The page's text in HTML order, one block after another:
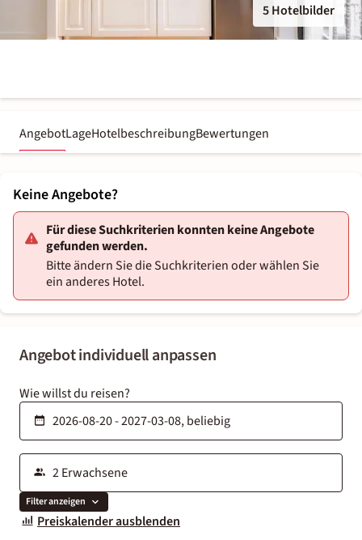
5 Hotelbilder
AngebotLageHotelbeschreibungBewertungen
Angebot individuell anpassen
Wie willst du reisen?
Filter anzeigen
Preiskalender ausblenden
Keine Angebote?
Für diese Suchkriterien konnten keine Angebote
gefunden werden.
Bitte ändern Sie die Suchkriterien oder wählen Sie
ein anderes Hotel.